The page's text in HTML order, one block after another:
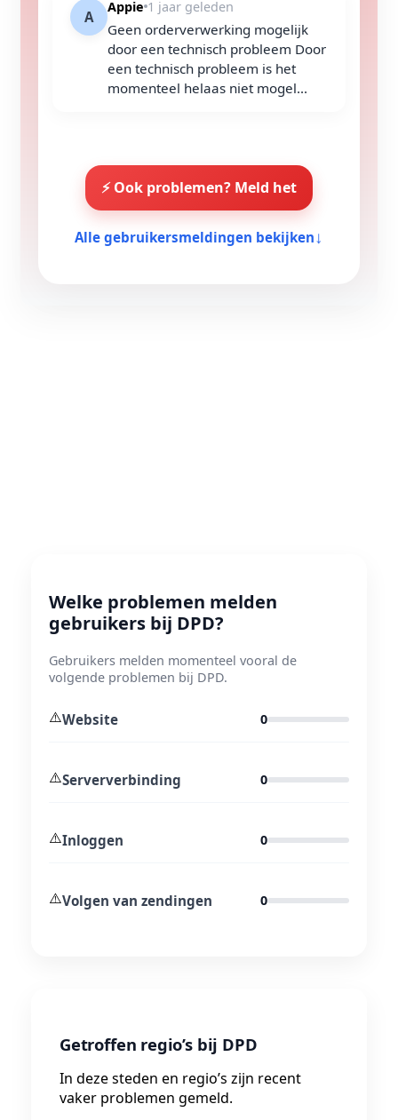
A
Appie 1 jaar geleden
Geen orderverwerking mogelijk
door een technisch probleem Door
een technisch probleem is het
momenteel helaas niet mogel...
⚡ Ook problemen? Meld het
Alle gebruikersmeldingen bekijken↓
Welke problemen melden
gebruikers bij DPD?
Gebruikers melden momenteel vooral de
volgende problemen bij DPD.
⚠️Website 0
⚠️Serververbinding 0
⚠️Inloggen 0
⚠️Volgen van zendingen 0
Getroffen regio’s bij DPD
In deze steden en regio’s zijn recent
vaker problemen gemeld.